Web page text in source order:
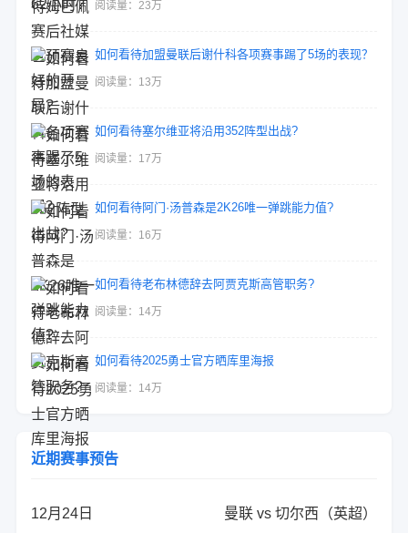
阅读量：23万
如何看待加盟曼联后谢什科各项赛事踢了5场的表现？
阅读量：13万
如何看待塞尔维亚将沿用352阵型出战?
阅读量：17万
如何看待阿门·汤普森是2K26唯一弹跳能力值?
阅读量：16万
如何看待老布林德辞去阿贾克斯高管职务?
阅读量：14万
如何看待2025勇士官方晒库里海报
阅读量：14万
近期赛事预告
12月24日 曼联 vs 切尔西（英超）